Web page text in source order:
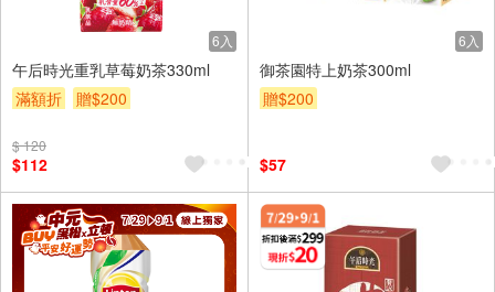
6入
午后時光重乳草莓奶茶330ml
滿額折
贈$200
$ 120
$112
6入
御茶園特上奶茶300ml
贈$200
$57